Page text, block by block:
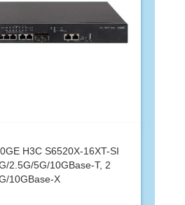
H3C S6520X-16XT-SI
2.5G/5G/10GBase-T, 2
10GBase-X